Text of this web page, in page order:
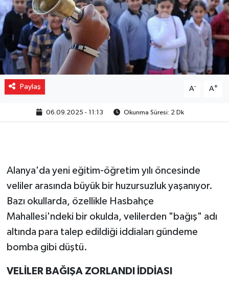
Paylaş A- A+
06.09.2025 - 11:13 Okunma Süresi: 2 Dk
Alanya'da yeni eğitim-öğretim yılı öncesinde
veliler arasında büyük bir huzursuzluk yaşanıyor.
Bazı okullarda, özellikle Hasbahçe
Mahallesi'ndeki bir okulda, velilerden "bağış" adı
altında para talep edildiği iddiaları gündeme
bomba gibi düştü.
VELİLER BAĞIŞA ZORLANDI İDDİASI
Spor
Turizm